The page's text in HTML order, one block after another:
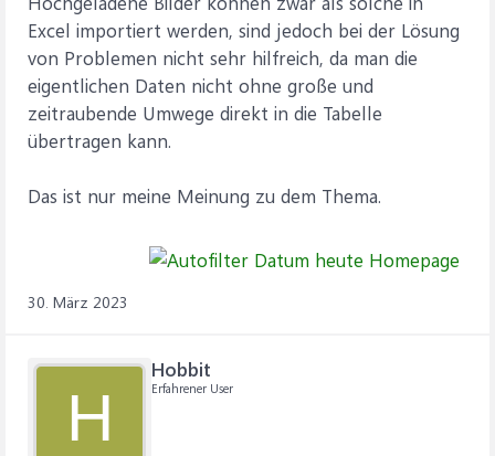
Excel importiert werden, sind jedoch bei der Lösung
von Problemen nicht sehr hilfreich, da man die
eigentlichen Daten nicht ohne große und
zeitraubende Umwege direkt in die Tabelle
übertragen kann.
Das ist nur meine Meinung zu dem Thema.
30. März 2023
H
Hobbit
Erfahrener User